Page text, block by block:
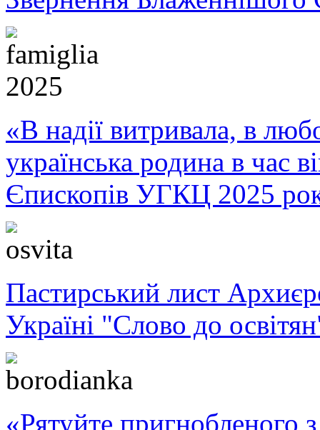
«В надії витривала, в
українська родина в час
Єпископів УГКЦ 2025
Пастирський лист
Україні "Слово до
«Рятуйте пригнобленого